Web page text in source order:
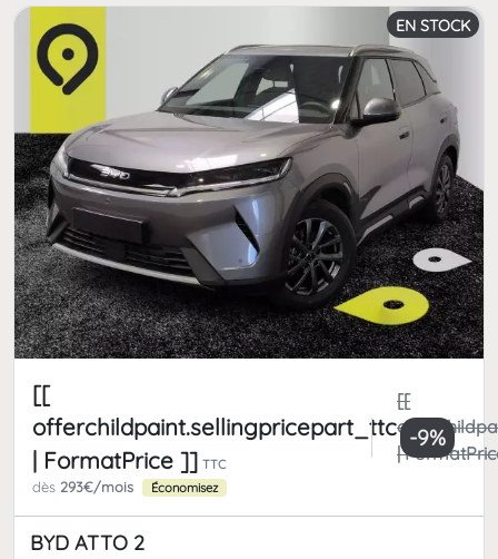
EN STOCK
[[
offerchildpaint.sellingpricepart_ttc
| FormatPrice ]] TTC
[[
|
dès 293€/mois Économisez
-9%
BYD ATTO 2